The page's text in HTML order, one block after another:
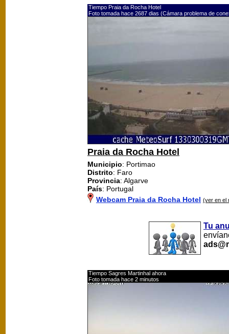
Tiempo Praia da Rocha Hotel
Foto tomada hace 2687 dias (Cámara problema de
Praia da Rocha Hotel
Municipio: Portimao
Distrito: Faro
Provincia: Algarve
País: Portugal
Webcam Praia da Rocha Hotel (ver en el
Tu
Tiempo Sagres Martinhal ahora
Foto tomada hace 2 minutos